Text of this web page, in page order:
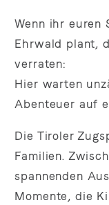
Wenn ihr euren
Ehrwald plant,
verraten:
Hier warten
Abenteuer auf
Die Tiroler
Familien.
spannenden
Momente, die